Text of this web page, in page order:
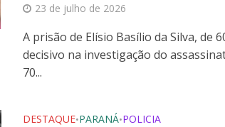
23 de julho de 2026
A prisão de Elísio Basílio da Silva, de
decisivo na investigação do
70...
DESTAQUE•PARANÁ•POLICIA